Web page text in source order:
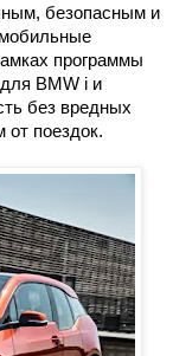
безопасным и
программы
BMW i и
без вредных
поездок.